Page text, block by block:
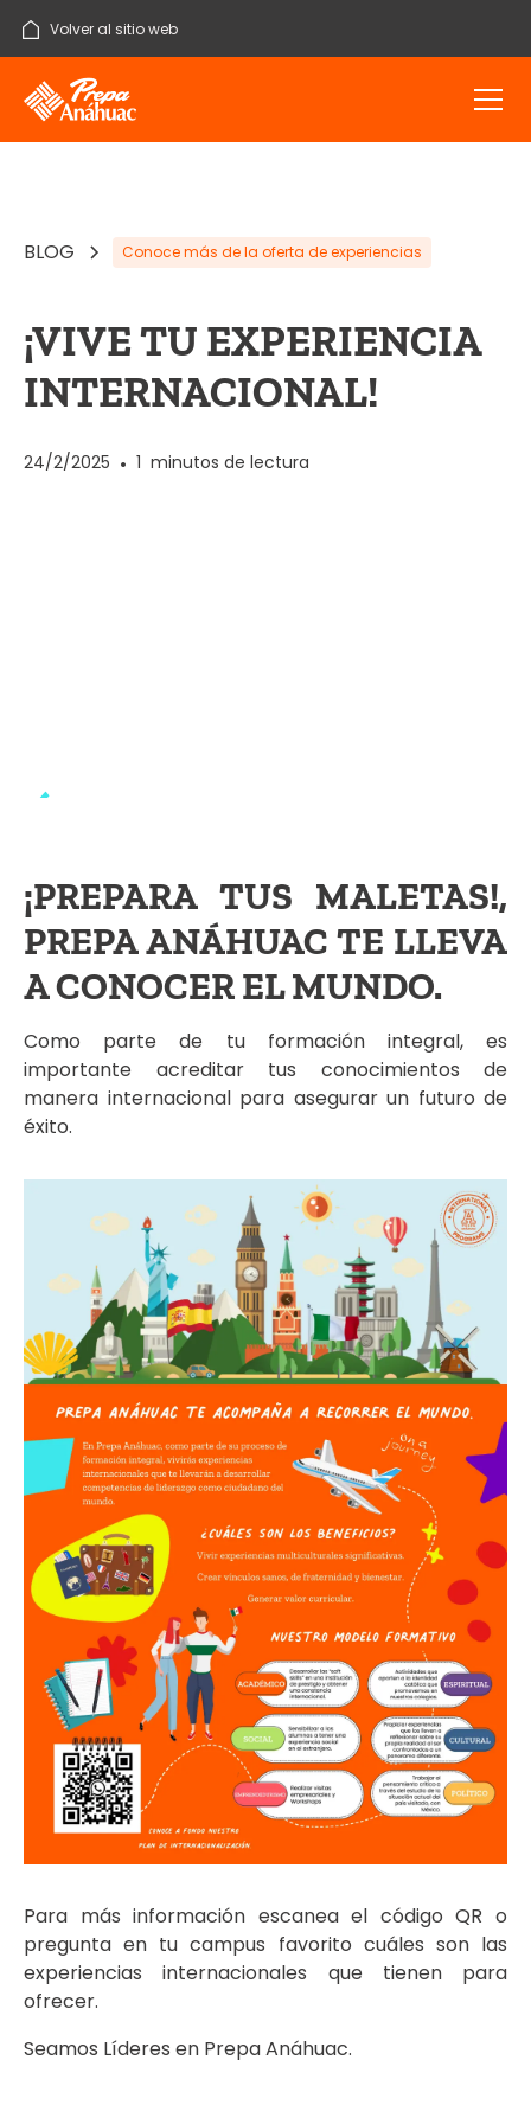
Volver al sitio web
BLOG Conoce más de la oferta de experiencias
¡VIVE TU EXPERIENCIA
INTERNACIONAL!
24/2/2025 • 1 minutos de lectura
¡PREPARA TUS MALETAS!,
PREPA ANÁHUAC TE LLEVA
A CONOCER EL MUNDO.
Como parte de tu formación integral, es
importante acreditar tus conocimientos de
manera internacional para asegurar un futuro de
éxito.
Para más información escanea el código QR o
pregunta en tu campus favorito cuáles son las
experiencias internacionales que tienen para
ofrecer.
Seamos Líderes en Prepa Anáhuac.